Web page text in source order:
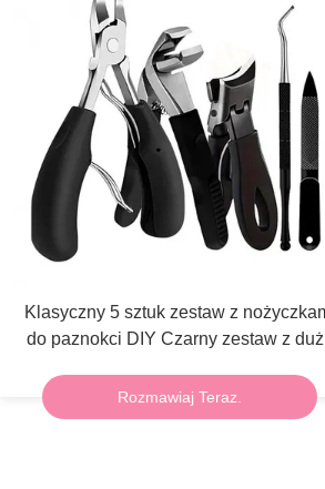
Klasyczny 5 sztuk zestaw z
do paznokci DIY Czarny zestaw z
Rozmawiaj Teraz.